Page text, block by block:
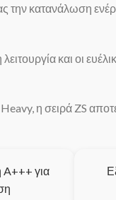
την κατανάλωση
και οι
η σειρά ZS
A+++ για